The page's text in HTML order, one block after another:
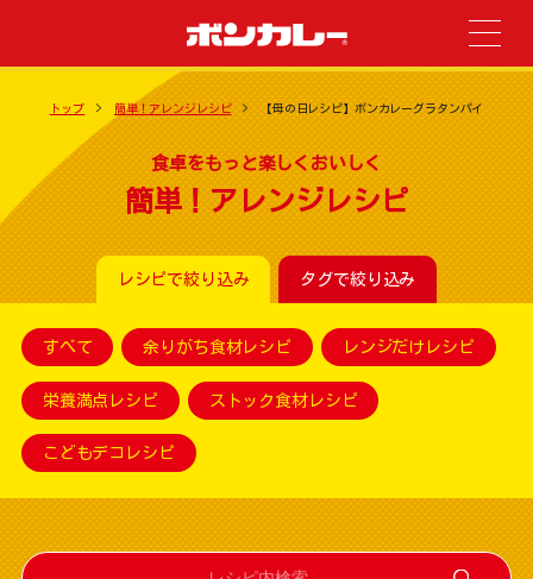
トップ 簡単！アレンジレシピ 【母の日レシピ】ボンカレーグラタンパイ
食卓をもっと楽しくおいしく
簡単！アレンジレシピ
レシピで絞り込み タグで絞り込み
すべて 余りがち食材レシピ レンジだけレシピ
栄養満点レシピ ストック食材レシピ
こどもデコレシピ